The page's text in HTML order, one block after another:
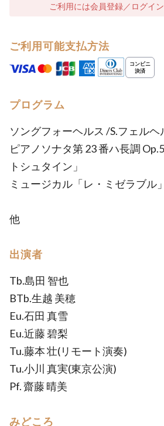
ご利用には会員登録／ログイン
ご利用可能支払方法
プログラム
ソングフォーヘルス /S.フェルヘ
ピアノソナタ第 23 番ハ長調
トシュタイン」
ミュージカル「レ・ミゼラブル
他
出演者
Tb.島田 智也
BTb.生越 美穂
Eu.石田 真雪
Eu.近藤 碧梨
Tu.藤本 壮(リモート演奏)
Tu.小川 真実(東京公演)
Pf. 齋藤 晴美
みどころ